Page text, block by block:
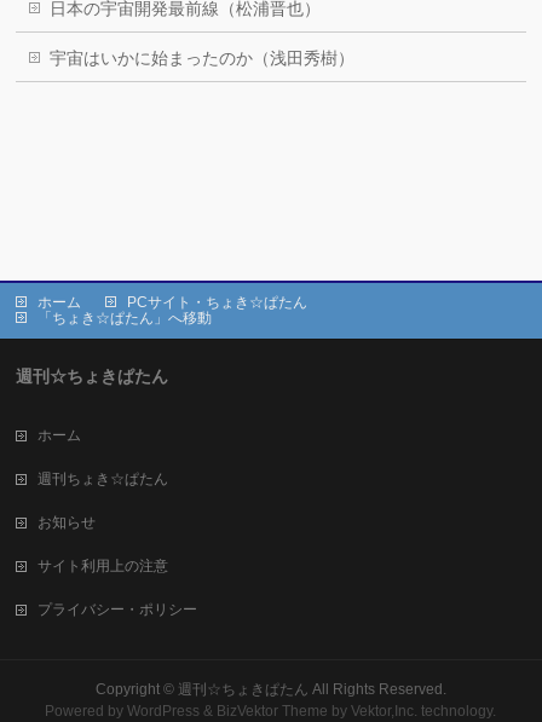
日本の宇宙開発最前線（松浦晋也）
宇宙はいかに始まったのか（浅田秀樹）
ホーム
PCサイト・ちょき☆ぱたん
「ちょき☆ぱたん」へ移動
週刊☆ちょきぱたん
ホーム
週刊ちょき☆ぱたん
お知らせ
サイト利用上の注意
プライバシー・ポリシー
Copyright © 週刊☆ちょきぱたん All Rights Reserved.
Powered byWordPress & BizVektor Theme by Vektor,Inc. technology.